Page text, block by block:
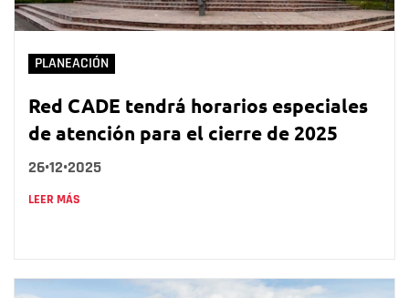
PLANEACIÓN
Red CADE tendrá horarios especiales
de atención para el cierre de 2025
26•12•2025
LEER MÁS